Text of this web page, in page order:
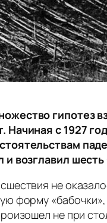
гипотез
Начиная с 1927
и возглавил
не
форму
не при